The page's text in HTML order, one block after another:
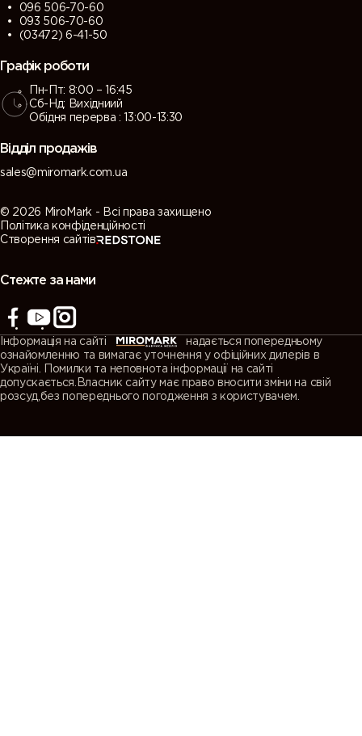
096 506-70-60
093 506-70-60
(03472) 6-41-50
Графік роботи
Пн-Пт: 8:00 – 16:45
Сб-Нд: Вихідниий
Обідня перерва : 13:00-13:30
Відділ продажів
sales@miromark.com.ua
© 2026 MiroMark - Всі права захищено
Політика конфіденційності
Створення сайтів
Стежте за нами
Інформація на сайті
надається попередньому
ознайомленню та вимагає уточнення у офіційних дилерів в
Україні. Помилки та неповнота інформації на сайті
допускається.Власник сайту має право вносити зміни на свій
розсуд,без попереднього погодження з користувачем.